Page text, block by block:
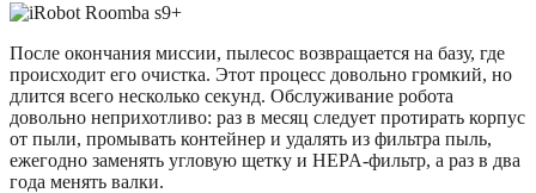
После окончания миссии, пылесос возвращается на базу, где
происходит его очистка. Этот процесс довольно громкий, но
длится всего несколько секунд. Обслуживание робота
довольно неприхотливо: раз в месяц следует протирать корпус
от пыли, промывать контейнер и удалять из фильтра пыль,
ежегодно заменять угловую щетку и HEPA-фильтр, а раз в два
года менять валки.